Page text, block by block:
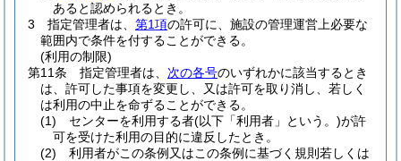
あると認められるとき。
3
指定管理者は、 第1項の許可に、施設の管理運営上必要な
範囲内で条件を付することができる。
(利用の制限)
第11条
指定管理者は、 次の各号のいずれかに該当するとき
は、許可した事項を変更し、又は許可を取り消し、若しく
は利用の中止を命ずることができる。
(1)
センターを利用する者(以下「利用者」という。)が許
可を受けた利用の目的に違反したとき。
(2)
利用者がこの条例又はこの条例に基づく規則若しくは